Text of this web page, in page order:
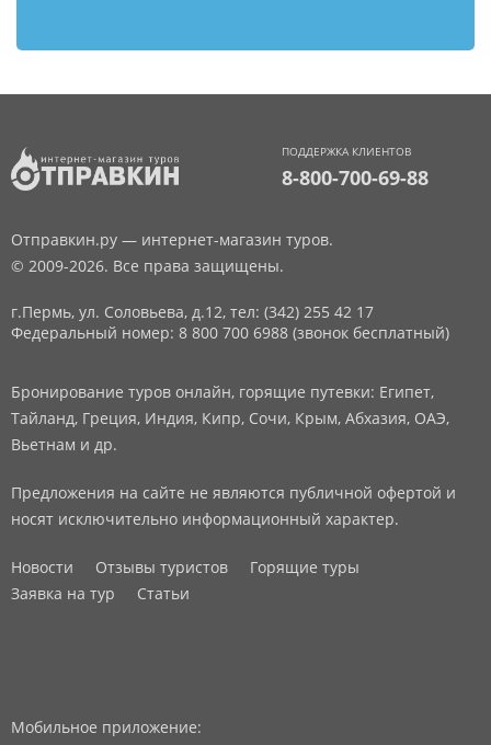
ПОДДЕРЖКА КЛИЕНТОВ
8-800-700-69-88
Отправкин.ру — интернет-магазин туров.
© 2009-2026. Все права защищены.
г.Пермь, ул. Соловьева, д.12, тел: (342) 255 42 17
Федеральный номер: 8 800 700 6988 (звонок бесплатный)
Бронирование туров онлайн, горящие путевки: Египет,
Тайланд, Греция, Индия, Кипр, Сочи, Крым, Абхазия, ОАЭ,
Вьетнам и др.
Предложения на сайте не являются публичной офертой и
носят исключительно информационный характер.
Новости Отзывы туристов
Горящие туры
Заявка на тур
Статьи
Мобильное приложение: